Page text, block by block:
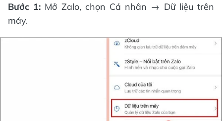
Bước 1: Mở Zalo, chọn Cá nhân → Dữ liệu trên
máy.